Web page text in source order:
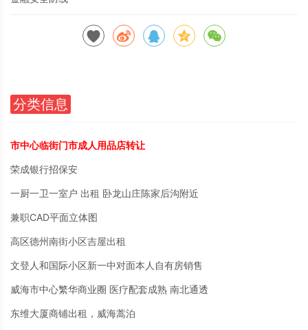
分类信息
市中心临街门市成人用品店转让
荣成银行招保安
一厨一卫一室户 出租 卧龙山庄陈家后沟附近
兼职CAD平面立体图
高区德州南街小区吉屋出租
文登人和国际小区新一中对面本人自有房销售
威海市中心繁华商业圈 医疗配套成熟 南北通透
东维大厦商铺出租，威海蒿泊